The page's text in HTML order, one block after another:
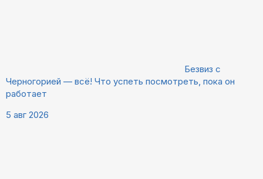
Безвиз с
Черногорией — всё! Что успеть посмотреть, пока он
работает
5 авг 2026